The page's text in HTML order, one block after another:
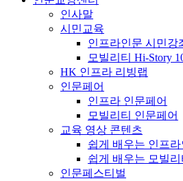
인사말
시민교육
인프라인문 시민강
모빌리티 Hi-Story
HK 인프라 리빙랩
인문페어
인프라 인문페어
모빌리티 인문페어
교육 영상 콘텐츠
쉽게 배우는 인프
쉽게 배우는 모빌
인문페스티벌